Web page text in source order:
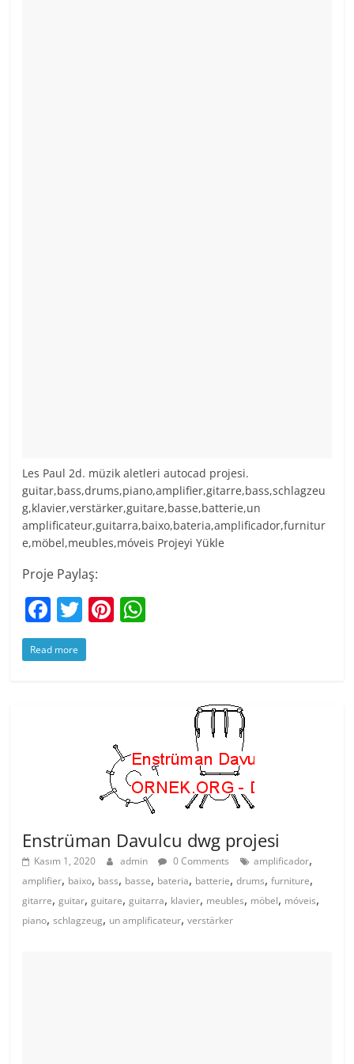
Les Paul 2d. müzik aletleri autocad projesi.
guitar,bass,drums,piano,amplifier,gitarre,bass,schlagzeu
g,klavier,verstärker,guitare,basse,batterie,un
amplificateur,guitarra,baixo,bateria,amplificador,furnitur
e,möbel,meubles,móveis Projeyi Yükle
Proje Paylaş:
F
a
c
T
w
itt
Pi
p
Read more
Enstrüman Davulcu dwg projesi
Kasım 1, 2020 admin 0 Comments amplificador,
amplifier, baixo, bass, basse, bateria, batterie,drums,furniture,
gitarre,guitar,guitare,guitarra, klavier, meubles, möbel, móveis,
piano,schlagzeug, un amplificateur,verstärker